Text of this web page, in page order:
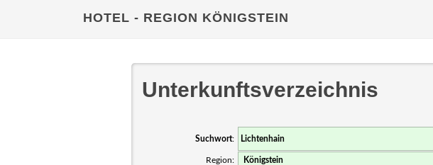
HOTEL - REGION KÖNIGSTEIN
Unterkunftsverzeichnis
Suchwort:
Region: